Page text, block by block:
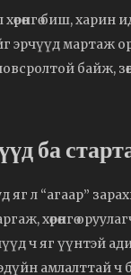
биш, харин
эрчүүд мартаж
байж,
ба
яг л “агаар”
хөрөнгө
ч яг үүнтэй
амлалттай ч